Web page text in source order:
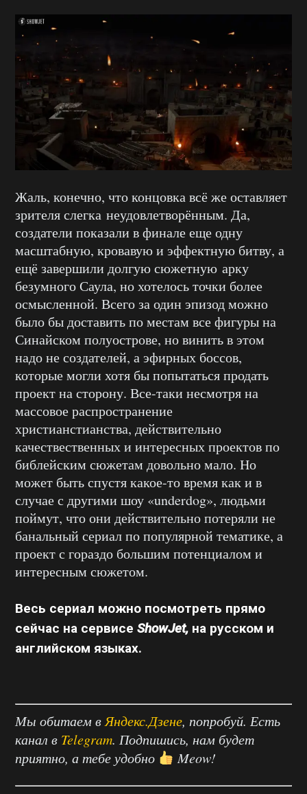
Жаль, конечно, что концовка всё же оставляет
зрителя слегка неудовлетворённым. Да,
создатели показали в финале еще одну
масштабную, кровавую и эффектную битву, а
ещё завершили долгую сюжетную арку
безумного Саула, но хотелось точки более
осмысленной. Всего за один эпизод можно
было бы доставить по местам все фигуры на
Синайском полуострове, но винить в этом
надо не создателей, а эфирных боссов,
которые могли хотя бы попытаться продать
проект на сторону. Все-таки несмотря на
массовое распространение
христианстианства, действительно
качествественных и интересных проектов по
библейским сюжетам довольно мало. Но
может быть спустя какое-то время как и в
случае с другими шоу «underdog», людьми
поймут, что они действительно потеряли не
банальный сериал по популярной тематике, а
проект с гораздо большим потенциалом и
интересным сюжетом.
Весь сериал можно посмотреть прямо
сейчас на сервисе ShowJet, на русском и
английском языках.
Мы обитаем вЯндекс.Дзене, попробуй. Есть
канал в Telegram. Подпишись, нам будет
приятно, а тебе удобно
Meow!